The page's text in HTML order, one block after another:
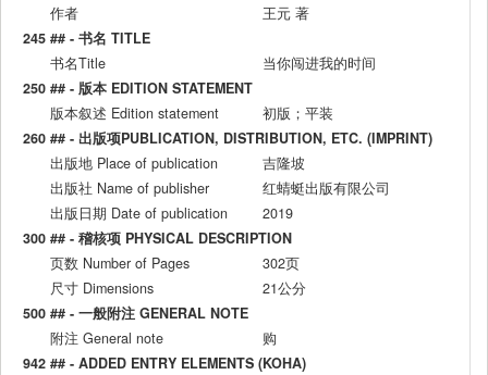
作者
王元 著
245 ## - 书名 TITLE
书名Title
当你闯进我的时间
250 ## - 版本 EDITION STATEMENT
版本叙述 Edition statement
初版；平装
260 ## - 出版项PUBLICATION, DISTRIBUTION, ETC. (IMPRINT)
出版地 Place of publication
吉隆坡
出版社 Name of publisher
红蜻蜓出版有限公司
出版日期 Date of publication
2019
300 ## - 稽核项 PHYSICAL DESCRIPTION
页数 Number of Pages
302页
尺寸 Dimensions
21公分
500 ## - 一般附注 GENERAL NOTE
附注 General note
购
942 ## - ADDED ENTRY ELEMENTS (KOHA)